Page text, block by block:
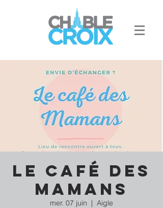
Le Café des
Mamans
mer. 07 juin
  |
Aigle